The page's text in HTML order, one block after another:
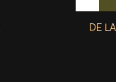
DE